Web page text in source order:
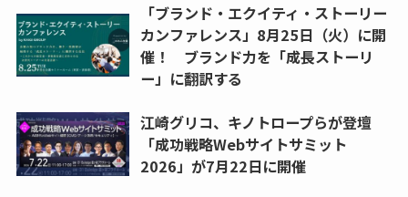
「ブランド・エクイティ・ストーリー
カンファレンス」8月25日（火）に開
催！ ブランド力を「成長ストーリ
ー」に翻訳する
江崎グリコ、キノトロープらが登壇
「成功戦略Webサイトサミット
2026」が7月22日に開催